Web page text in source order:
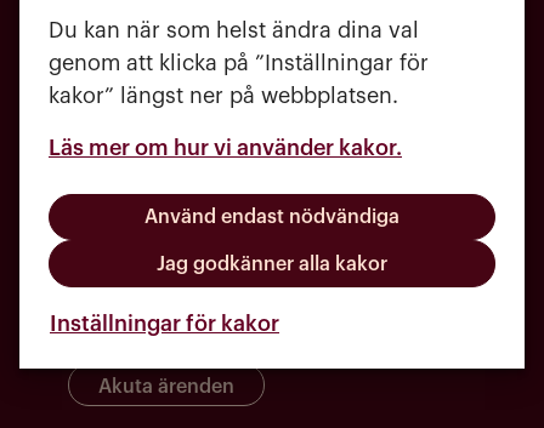
Du kan när som helst ändra dina val
genom att klicka på ”Inställningar för
kakor” längst ner på webbplatsen.
Läs mer om hur vi använder kakor.
Använd endast nödvändiga
Jag godkänner alla kakor
Inställningar för kakor
031 - 720 84 00
Akuta ärenden